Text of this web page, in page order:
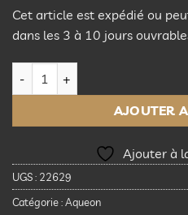
Cet article est expédié ou
dans les 3 à 10 jours
AJOUTER
Ajouter à
UGS : 22629
Catégorie :Aqueon